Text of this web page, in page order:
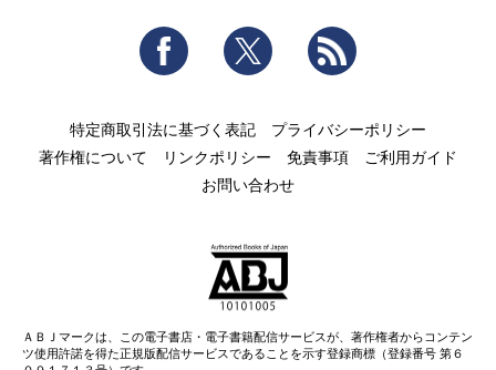
Facebook Twitter
特定商取引法に基づく表記
プライバシーポリシー
著作権について
リンクポリシー 免責事項
ご利用ガイド
お問い合わせ
ＡＢＪマークは、この電子書店・電子書籍配信サービスが、著作権者からコンテン
ツ使用許諾を得た正規版配信サービスであることを示す登録商標（登録番号 第６